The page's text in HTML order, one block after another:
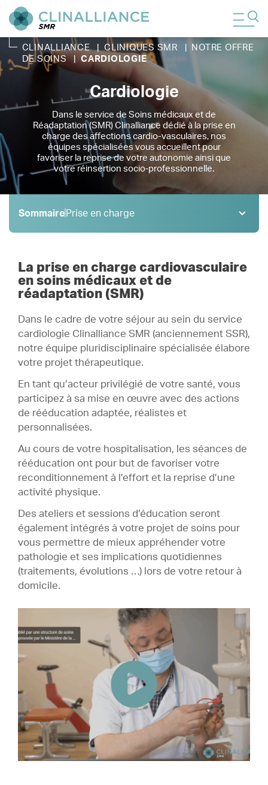
CLINALLIANCE CLINIQUES SMR
NOTRE OFFRE
DE SOINS
CARDIOLOGIE
Cardiologie
Dans le service de Soins médicaux et de
Réadaptation (SMR) Clinalliance dédié à la prise en
charge des affections cardio-vasculaires, nos
équipes spécialisées vous accueillent pour
favoriser la reprise de votre autonomie ainsi que
votre réinsertion socio‑professionnelle.
Sommaire Prise en charge
1 .Prise en charge
Professionnels experts
4 .Programme
La prise en charge cardiovasculaire
en soins médicaux et de
réadaptation (SMR)
Dans le cadre de votre séjour au sein du service
cardiologie Clinalliance SMR (anciennement SSR),
notre équipe pluridisciplinaire spécialisée élabore
votre projet thérapeutique.
En tant qu’acteur privilégié de votre santé, vous
participez à sa mise en œuvre avec des actions
de rééducation adaptée, réalistes et
personnalisées.
Au cours de votre hospitalisation, les séances de
rééducation ont pour but de favoriser votre
reconditionnement à l’effort et la reprise d’une
activité physique.
Des ateliers et sessions d’éducation seront
également intégrés à votre projet de soins pour
vous permettre de mieux appréhender votre
pathologie et ses implications quotidiennes
(traitements, évolutions …) lors de votre retour à
domicile.